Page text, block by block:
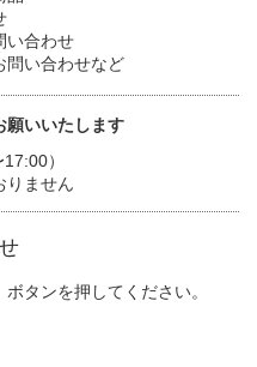
い合わせ
問い合わせなど
願いいたします
）
りません
タンを押してください。